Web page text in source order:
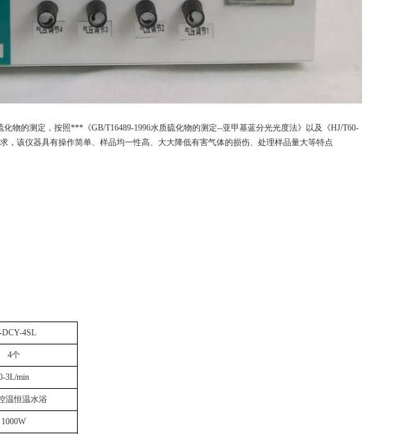
化物的测定，按照***《GB/T16489-1996水质硫化物的测定--亚甲基蓝分光光度法》以及《HJ/T60-
，该仪器具有操作简单、样品均一性高、大大降低有害气体的损伤、处理样品量大等特点
DCY-4SL
4个
3L/min
温恒温水浴
1000W